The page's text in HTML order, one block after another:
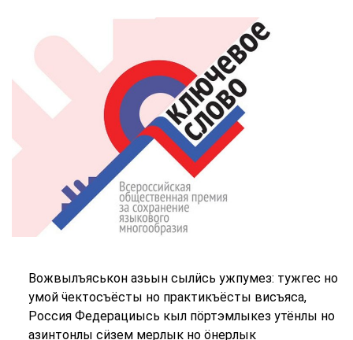
Вожвылъяськон азьын сылӥсь ужпумез: тужгес но
умой ӵектосъёсты но практикъёсты висъяса,
Россия Федерациысь кыл пӧртэмлыкез утёнлы но
азинтонлы сӥзем мерлык но ӧнерлык